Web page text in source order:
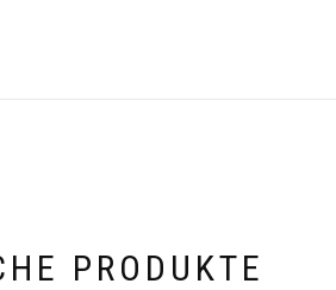
PRODUKTE